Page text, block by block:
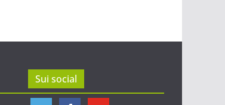
Sui social